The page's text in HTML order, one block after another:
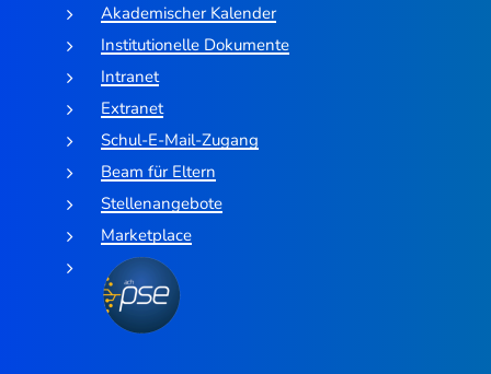
Akademischer Kalender
Institutionelle Dokumente
Intranet
Extranet
Schul-E-Mail-Zugang
Beam für Eltern
Stellenangebote
Marketplace